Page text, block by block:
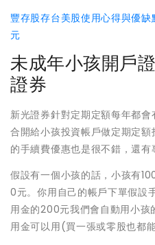
豐存股存台美股使用心得與優
元
未成年小孩開戶
證券
新光證券針對定期定額每年都
合開給小孩投資帳戶做定期定
的手續費優惠也是很不錯，還有
假設有一個小孩的話，小孩有
0元。你用自己的帳戶下單假設
用金的200元我們會自動用小
用金可以用(買一張或零股也都